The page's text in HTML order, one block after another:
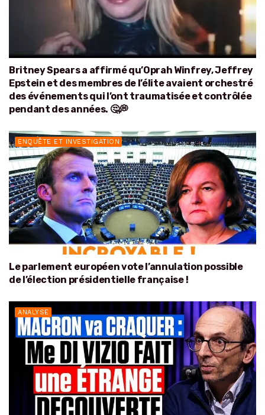
Britney Spears a affirmé qu’Oprah Winfrey, Jeffrey
Epstein et des membres de l’élite avaient orchestré
des événements qui l’ont traumatisée et contrôlée
pendant des années. 🤔💭
ENQUÊTE ET INVESTIGATION
Le parlement européen vote l’annulation possible
de l’élection présidentielle française !
ANALYSE